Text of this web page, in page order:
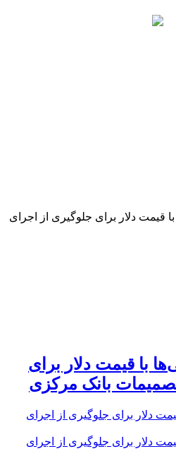
قیمت دلار برای جلوگیری از اجرای
با قیمت دلار برای
بانک مرکزی